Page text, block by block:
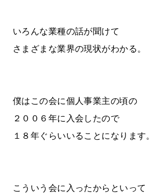
いろんな業種の話が聞けて
さまざまな業界の現状がわかる。
僕はこの会に個人事業主の頃の
２００６年に入会したので
１８年ぐらいいることになります。
こういう会に入ったからといって